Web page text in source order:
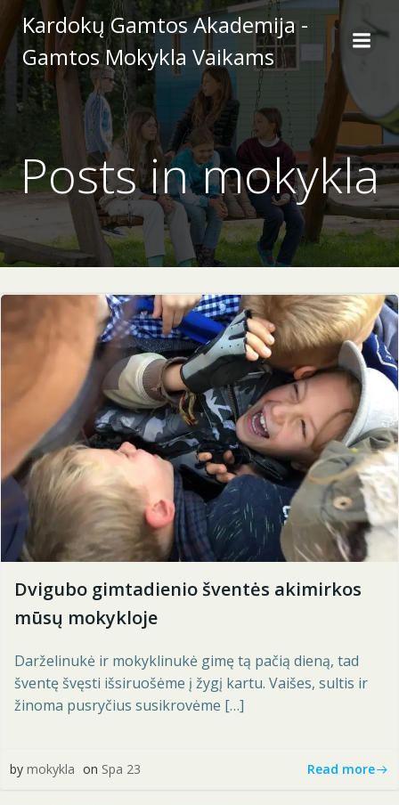
Skip
to
content
Kardokų Gamtos Akademija -
Gamtos Mokykla Vaikams
Posts inmokykla
Dvigubo gimtadienio šventės akimirkos
mūsų mokykloje
Darželinukė ir mokyklinukė gimę tą pačią dieną, tad
šventę švęsti išsiruošėme į žygį kartu. Vaišes, sultis ir
žinoma pusryčius susikrovėme […]
by mokykla on Spa 23 Read more